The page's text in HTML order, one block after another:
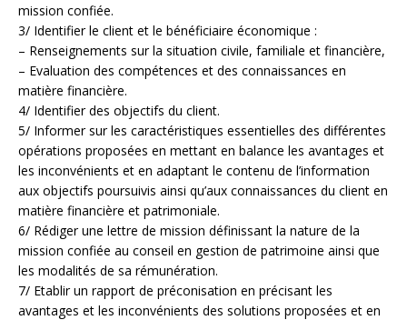
mission confiée.
3/ Identifier le client et le bénéficiaire économique :
– Renseignements sur la situation civile, familiale et financière,
– Evaluation des compétences et des connaissances en
matière financière.
4/ Identifier des objectifs du client.
5/ Informer sur les caractéristiques essentielles des différentes
opérations proposées en mettant en balance les avantages et
les inconvénients et en adaptant le contenu de l’information
aux objectifs poursuivis ainsi qu’aux connaissances du client en
matière financière et patrimoniale.
6/ Rédiger une lettre de mission définissant la nature de la
mission confiée au conseil en gestion de patrimoine ainsi que
les modalités de sa rémunération.
7/ Etablir un rapport de préconisation en précisant les
avantages et les inconvénients des solutions proposées et en